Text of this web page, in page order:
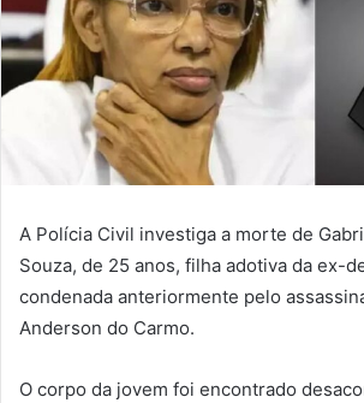
A Polícia Civil investiga a morte de
Souza, de 25 anos, filha adotiva da ex-
condenada anteriormente pelo
Anderson do Carmo.
O corpo da jovem foi encontrado